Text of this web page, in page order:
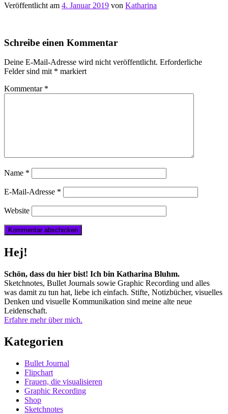
Veröffentlicht am 4. Januar 2019 von Katharina
Schreibe einen Kommentar
Deine E-Mail-Adresse wird nicht veröffentlicht. Erforderliche
Felder sind mit * markiert
Kommentar *
Name *
E-Mail-Adresse *
Website
Hej!
Schön, dass du hier bist! Ich bin Katharina Bluhm.
Sketchnotes, Bullet Journals sowie Graphic Recording und alles
was damit zu tun hat, liebe ich einfach. Stifte, Notizbücher, visuelles
Denken und visuelle Kommunikation sind meine alte neue
Leidenschaft.
Erfahre mehr über mich.
Kategorien
Bullet Journal
Flipchart
Frauen, die visualisieren
Graphic Recording
Shop
Sketchnotes